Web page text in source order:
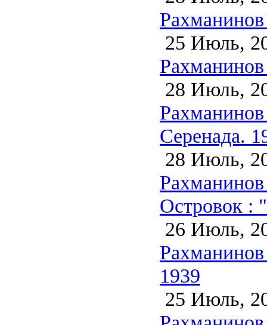
25 Июль,
28 Июль,
Серенада.
28 Июль,
Островок :
26 Июль,
1939
25 Июль,